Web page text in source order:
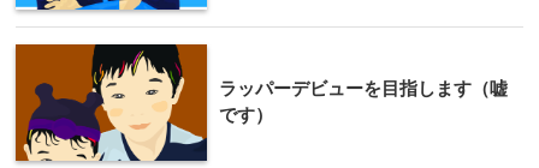
ラッパーデビューを目指します（嘘
です）